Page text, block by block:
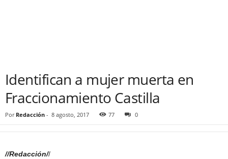
Identifican a mujer muerta en
Fraccionamiento Castilla
Por Redacción - 8 agosto, 2017 77 0
//Redacción//